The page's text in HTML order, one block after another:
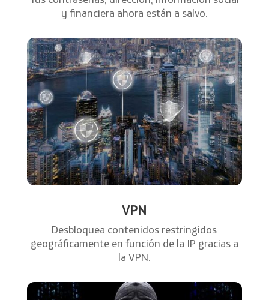
y financiera ahora están a salvo.
VPN
Desbloquea contenidos restringidos
geográficamente en función de la IP gracias a
la VPN.